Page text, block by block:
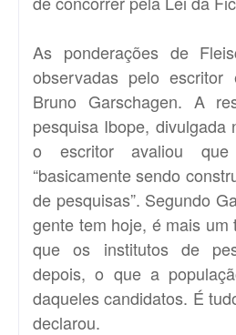
As ponderações de
observadas pelo escritor
Bruno Garschagen. A
pesquisa Ibope, divulgada
o escritor avaliou
“basicamente sendo
de pesquisas”. Segundo
gente tem hoje, é mais um
que os institutos de
depois, o que a
daqueles candidatos. É
declarou.